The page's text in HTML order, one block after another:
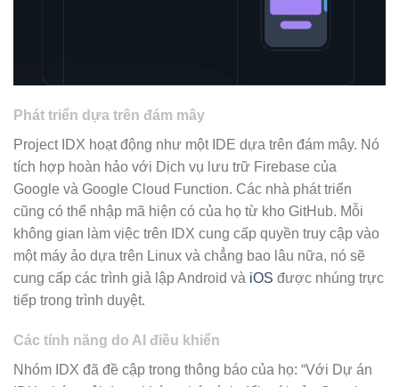
Phát triển dựa trên đám mây
Project IDX hoạt động như một IDE dựa trên đám mây. Nó
tích hợp hoàn hảo với Dịch vụ lưu trữ Firebase của
Google và Google Cloud Function. Các nhà phát triển
cũng có thể nhập mã hiện có của họ từ kho GitHub. Mỗi
không gian làm việc trên IDX cung cấp quyền truy cập vào
một máy ảo dựa trên Linux và chẳng bao lâu nữa, nó sẽ
cung cấp các trình giả lập Android và iOS được nhúng trực
tiếp trong trình duyệt.
Các tính năng do AI điều khiển
Nhóm IDX đã đề cập trong thông báo của họ: “Với Dự án